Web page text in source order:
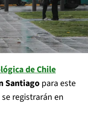
de Chile
Santiago para este
registrarán en